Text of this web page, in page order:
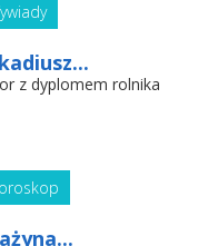
z dyplomem rolnika